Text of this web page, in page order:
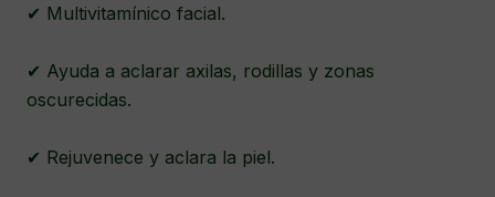
✔ Multivitamínico facial.
✔ Ayuda a aclarar axilas, rodillas y zonas
oscurecidas.
✔ Rejuvenece y aclara la piel.